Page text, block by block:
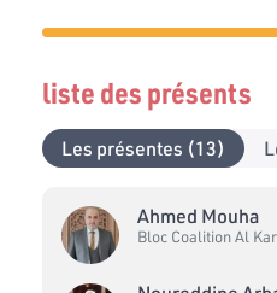
liste des présents
Les présentes (13)
Ahmed Mouha
Bloc Coalition Al